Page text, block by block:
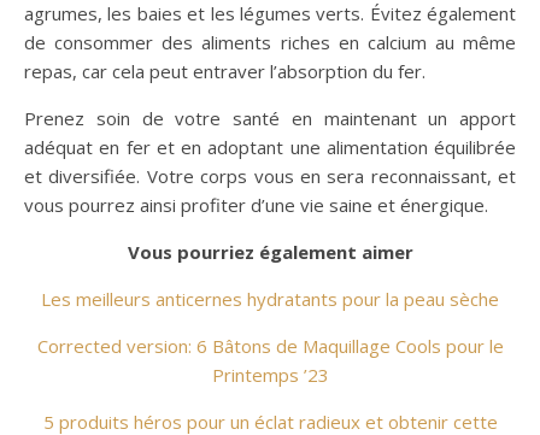
agrumes, les baies et les légumes verts. Évitez également
de consommer des aliments riches en calcium au même
repas, car cela peut entraver l’absorption du fer.
Prenez soin de votre santé en maintenant un apport
adéquat en fer et en adoptant une alimentation équilibrée
et diversifiée. Votre corps vous en sera reconnaissant, et
vous pourrez ainsi profiter d’une vie saine et énergique.
Vous pourriez également aimer
Les meilleurs anticernes hydratants pour la peau sèche
Corrected version: 6 Bâtons de Maquillage Cools pour le
Printemps ’23
5 produits héros pour un éclat radieux et obtenir cette